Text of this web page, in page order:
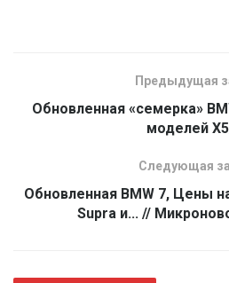
Предыдущая
Обновленная «семерка»
моделей
Следующая
Обновленная BMW 7, Цены
Supra и... //